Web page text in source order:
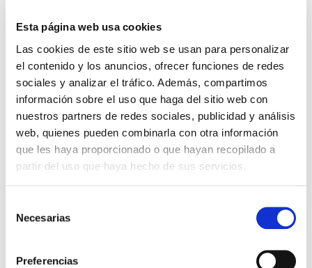
Esta página web usa cookies
Las cookies de este sitio web se usan para personalizar
el contenido y los anuncios, ofrecer funciones de redes
sociales y analizar el tráfico. Además, compartimos
información sobre el uso que haga del sitio web con
nuestros partners de redes sociales, publicidad y análisis
web, quienes pueden combinarla con otra información
que les haya proporcionado o que hayan recopilado a
partir del uso que haya hecho de sus servicios.
Necesarias
Preferencias
Las cinco dudas del mes de
enero